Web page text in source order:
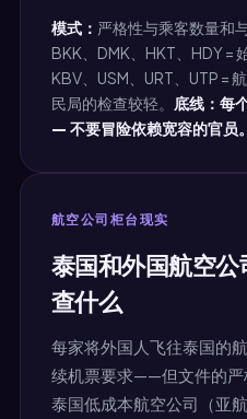
模式： 严格性与乘客数量和
BKK、DMK、HKT、HDY =
KBV、USM、URT、UTP =
民局的检查较轻。 底线：每
— 不要冒险依赖宽容的官员。
航空公司柜台现实
泰国和外国航空
查什么
每家将外国人飞往泰国的
续机票要求——但文件的严
泰国低成本航空公司（亚